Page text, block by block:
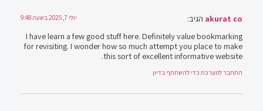
akurat co הגיב: יולי 7, 2025 בשעה 9:48
I have learn a few good stuff here. Definitely value bookmarking
for revisiting. I wonder how so much attempt you place to make
this sort of excellent informative website.
התחבר למערכת כדי להשתתף בדיון